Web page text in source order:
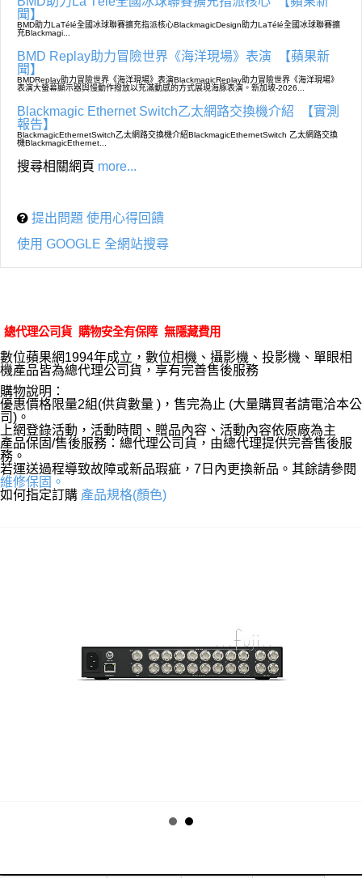
聞】
BMD助力LaTélé全國冰球聯賽擴充指派核心BlackmagicDesign助力LaTélé全國冰球聯賽擴
充Blackmagi...
BMD Replay助力冒險世界《海洋現場》表演
【蘋果新
聞】
BMDReplay助力冒險世界《海洋現場》表演BlackmagicReplay助力冒險世界《海洋現場》
表演大螢幕顯示器與慢動作撥放以充滿動感的方式展現海豚表演。新加坡-2026...
Blackmagic Ethernet Switch乙太網路交換機介紹
【實測
報告】
BlackmagicEthernetSwitch乙太網路交換機介紹BlackmagicEthernetSwitch 乙太網路交換
機BlackmagicEthernet...
搜尋相關網頁 more...
提出問題 使用心得回饋
使用 GOOGLE 全網站搜尋
總代理公司貨 購物安全有保障 無隱藏費用
數位蘋果網1994年成立，數位相機、攝影機、投影機、單眼相
機產品皆為總代理公司貨，享有完善售後服務
購物說明：
優惠價格限量2組(供貨數量 )，售完為止 (大量購買者請電洽本公
司)。
上網登錄活動，活動時間、贈品內容、活動內容依原廠為主
產品保固/售後服務：總代理公司貨，由總代理提供完善售後服
務。
若運送過程導致故障或新品瑕疵，7日內更換新品。其餘請參閱
維修保固。
如何指定訂購 產品規格(顏色)